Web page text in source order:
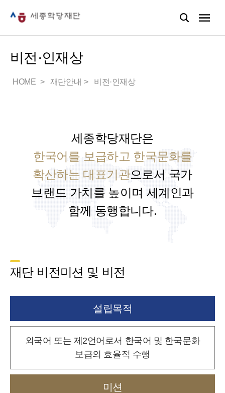
비전·인재상
HOME 재단안내 비전·인재상
세종학당재단은
한국어를 보급하고 한국문화를
확산하는 대표기관으로서 국가
브랜드 가치를 높이며 세계인과
함께 동행합니다.
재단 비전미션 및 비전
설립목적
외국어 또는 제2언어로서 한국어 및 한국문화
보급의 효율적 수행
미션